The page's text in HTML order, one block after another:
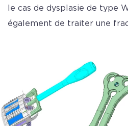
le cas de dysplasie de type
également de traiter une